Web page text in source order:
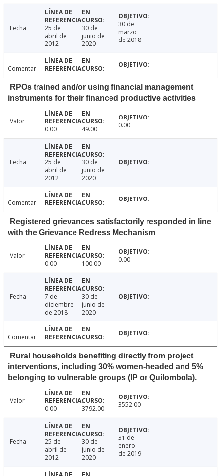
Fecha
25 de
abril de
2012
30 de
junio de
2020
30 de
marzo
de 2018
Comentar
RPOs trained and/or using financial management
instruments for their financed productive activities
Valor
0.00
49.00 0.00
Fecha
25 de
abril de
2012
30 de
junio de
2020
Comentar
Registered grievances satisfactorily responded in line
with the Grievance Redress Mechanism
Valor
0.00
100.00 0.00
Fecha
7 de
diciembre
de 2018
30 de
junio de
2020
Comentar
Rural households benefiting directly from project
interventions, including 30% women-headed and 5%
belonging to vulnerable groups (IP or Quilombola).
Valor
0.00
3792.00 3552.00
Fecha
25 de
abril de
2012
30 de
junio de
2020
31 de
enero
de 2019